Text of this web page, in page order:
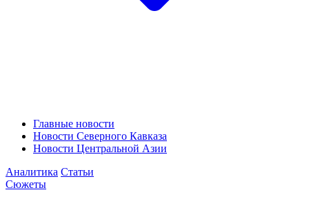
Главные новости
Новости Северного Кавказа
Новости Центральной Азии
Аналитика Статьи
Сюжеты